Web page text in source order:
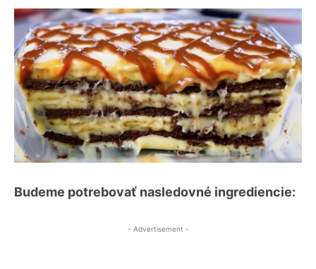
Budeme potrebovať nasledovné ingrediencie:
- Advertisement -